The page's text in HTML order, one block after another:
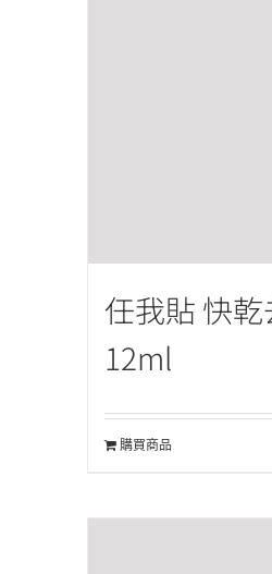
任我貼 快
12ml
購買商品